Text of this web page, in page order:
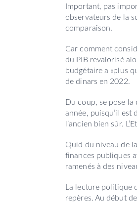
Important, pas
observateurs de la
comparaison.
Car comment
du PIB revalorisé
budgétaire a «plus
de dinars en 2022.
Du coup, se pose
année, puisqu’il est
l’ancien bien sûr.
Quid du niveau de
finances publiques
ramenés à des
La lecture politique
repères. Au début